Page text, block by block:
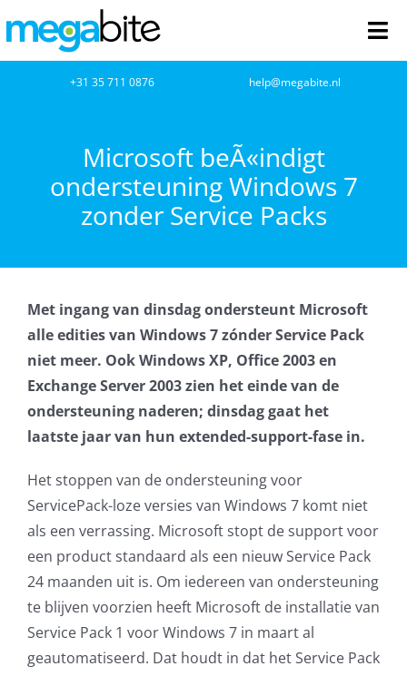
naar
inhoud
Netwerkbeheer
Webhosting
VOIP
Microsoft NCE
AVG
Office365
Glasvezelverbindingen
Microsoft software licenties
SLA overeenkomsten
+31 35 711 0876 help@megabite.nl
Microsoft beÃ«indigt
ondersteuning Windows 7
zonder Service Packs
Met ingang van dinsdag ondersteunt Microsoft
alle edities van Windows 7 zónder Service Pack
niet meer. Ook Windows XP, Office 2003 en
Exchange Server 2003 zien het einde van de
ondersteuning naderen; dinsdag gaat het
laatste jaar van hun extended-support-fase in.
Het stoppen van de ondersteuning voor
ServicePack-loze versies van Windows 7 komt niet
als een verrassing. Microsoft stopt de support voor
een product standaard als een nieuw Service Pack
24 maanden uit is. Om iedereen van ondersteuning
te blijven voorzien heeft Microsoft de installatie van
Service Pack 1 voor Windows 7 in maart al
geautomatiseerd. Dat houdt in dat het Service Pack